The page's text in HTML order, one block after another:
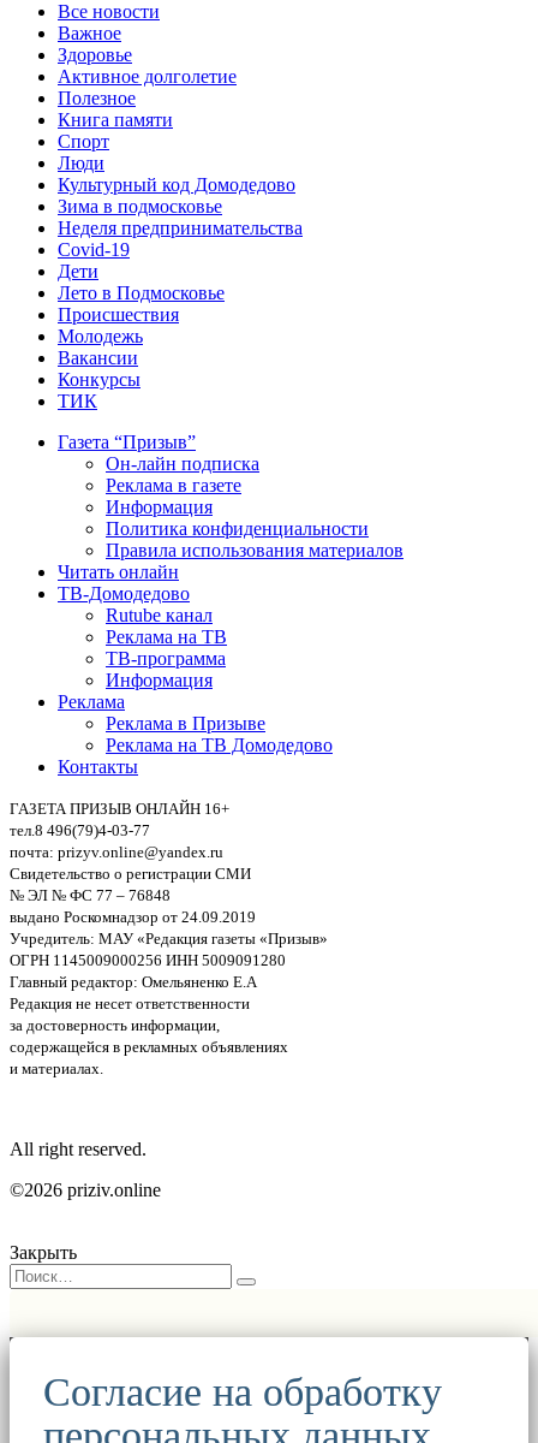
Все новости
Важное
Здоровье
Активное долголетие
Полезное
Книга памяти
Спорт
Люди
Культурный код Домодедово
Зима в подмосковье
Неделя предпринимательства
Covid-19
Дети
Лето в Подмосковье
Происшествия
Молодежь
Вакансии
Конкурсы
ТИК
Газета “Призыв”
Он-лайн подписка
Реклама в газете
Информация
Политика конфиденциальности
Правила использования материалов
Читать онлайн
ТВ-Домодедово
Rutube канал
Реклама на ТВ
ТВ-программа
Информация
Реклама
Реклама в Призыве
Реклама на ТВ Домодедово
Контакты
ГАЗЕТА ПРИЗЫВ ОНЛАЙН 16+
тел.8 496(79)4-03-77
почта: prizyv.online@yandex.ru
Свидетельство о регистрации СМИ
№ ЭЛ № ФС 77 – 76848
выдано Роскомнадзор от 24.09.2019
Учредитель: МАУ «Редакция газеты «Призыв»
ОГРН 1145009000256 ИНН 5009091280
Главный редактор: Омельяненко Е.А
Редакция не несет ответственности
за достоверность информации,
содержащейся в рекламных объявлениях
и материалах.
All right reserved.
©2026 priziv.online
Закрыть
Согласие на обработку